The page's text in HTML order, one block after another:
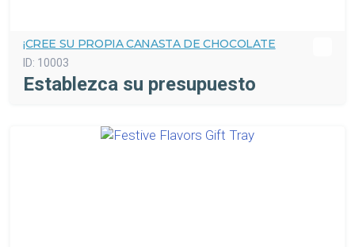
¡CREE SU PROPIA CANASTA DE CHOCOLATE
ID: 10003
Establezca su presupuesto